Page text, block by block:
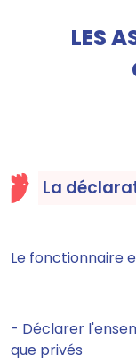
LES
La
Le fonctionnaire
- Déclarer
que privés